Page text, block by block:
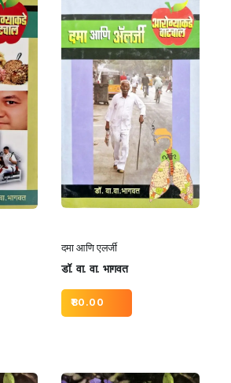
दमा आणि एलर्जी
डॉ. वा. वा. भागवत
80.00